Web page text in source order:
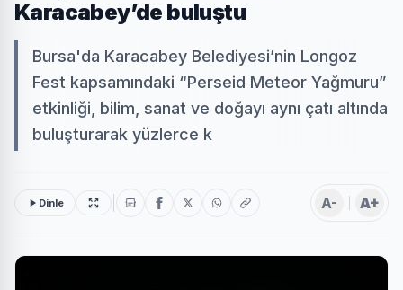
Karacabey’de buluştu
Bursa'da Karacabey Belediyesi’nin Longoz
Fest kapsamındaki “Perseid Meteor Yağmuru”
etkinliği, bilim, sanat ve doğayı aynı çatı altında
buluşturarak yüzlerce k
Dinle A- A+